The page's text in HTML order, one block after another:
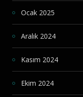
Ocak 2025
Aralık 2024
Kasım 2024
Ekim 2024